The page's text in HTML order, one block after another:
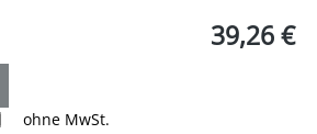
39,26 €
ohne MwSt.